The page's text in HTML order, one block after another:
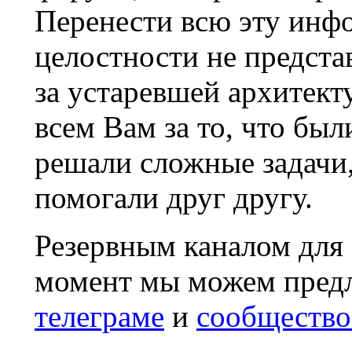
Перенести всю эту
целостности не
за устаревшей
всем Вам за то, что
решали сложные
помогали друг другу.
Резервным каналом
момент мы можем
телеграме и